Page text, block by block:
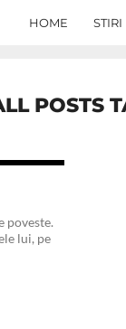
HOME STIRI
POSTS
poveste.
lui, pe